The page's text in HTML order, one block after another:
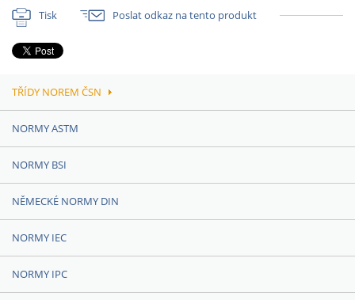
Tisk Poslat odkaz na tento produkt
TŘÍDY NOREM ČSN
NORMY ASTM
NORMY BSI
NĚMECKÉ NORMY DIN
NORMY IEC
NORMY IPC